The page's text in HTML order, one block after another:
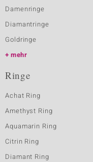
Damenringe
Diamantringe
Goldringe
mehr
Ringe
Achat Ring
Amethyst Ring
Aquamarin Ring
Citrin Ring
Diamant Ring